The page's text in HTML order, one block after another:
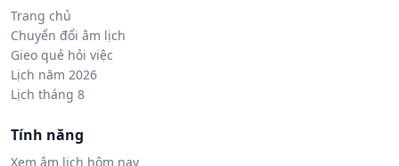
Trang chủ
Chuyển đổi âm lịch
Gieo quẻ hỏi việc
Lịch năm 2026
Lịch tháng 8
Tính năng
Xem âm lịch hôm nay